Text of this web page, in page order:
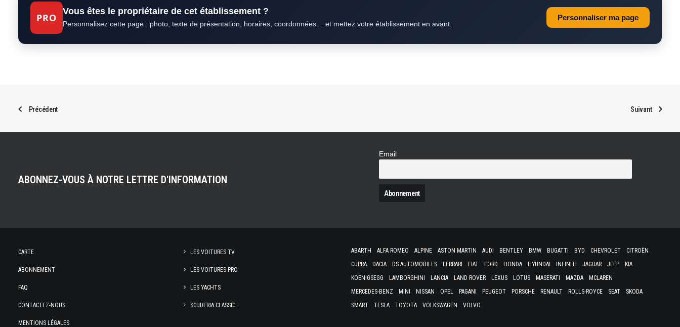
PRO
Vous êtes le propriétaire de cet établissement ?
Personnalisez cette page : photo, texte de présentation, horaires, coordonnées… et mettez votre établissement en avant.
Personnaliser ma page
Précédent Suivant
ABONNEZ-VOUS À NOTRE LETTRE D'INFORMATION
Email
CARTE
ABONNEMENT
FAQ
CONTACTEZ-NOUS
MENTIONS LÉGALES
LES VOITURES TV
LES VOITURES PRO
LES YACHTS
SCUDERIA CLASSIC
ABARTH ALFA ROMEO ALPINE ASTON MARTIN AUDI BENTLEY BMW BUGATTI BYD CHEVROLET
CITROËN
CUPRA
DACIA DS AUTOMOBILES FERRARI FIAT FORD HONDA HYUNDAI INFINITI JAGUAR JEEP
KIA
KOENIGSEGG
LAMBORGHINI LANCIA LAND ROVER LEXUS LOTUS MASERATI MAZDA
MCLAREN
MERCEDES-BENZ
MINI NISSAN OPEL PAGANI PEUGEOT PORSCHE RENAULT ROLLS-ROYCE SEAT
SKODA
SMART
TESLA TOYOTA VOLKSWAGEN VOLVO